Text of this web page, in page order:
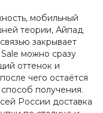
мобильный
теории, Айпад
закрывает
можно сразу
оттенок и
чего остаётся
получения.
России доставка